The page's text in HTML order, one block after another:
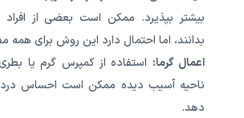
بیشتر بپذیرد. ممکن است بعضی از افراد
بدانند، اما احتمال دارد این روش برای همه
اعمال گرما: استفاده از کمپرس گرم یا
ناحیه آسیب دیده ممکن است احساس درد
دهد.